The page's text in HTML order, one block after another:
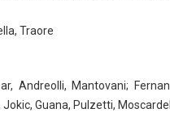
Traore
Andreolli, Mantovani;
Guana, Pulzetti,